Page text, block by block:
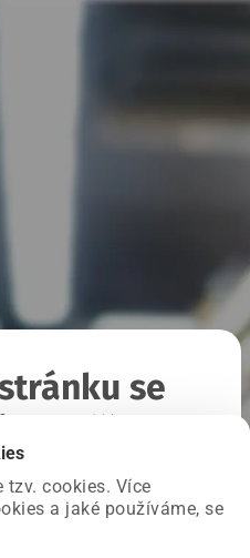
tzv. cookies. Více
a jaké používáme, se
se
a už ji opravujeme.
požadovanou stránku.